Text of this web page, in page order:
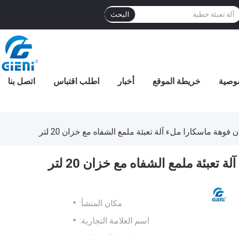
البحث
اتصل بنا اطلب اقتباس أخبار خريطة الموقع
فوهة ماسكارا ملء آلة تعبئة ملمع الشفاه مع خزان 20 لتر
تعبئة ملمع الشفاه مع خزان 20 لتر
مكان المنشأ:
اسم العلامة التجارية: